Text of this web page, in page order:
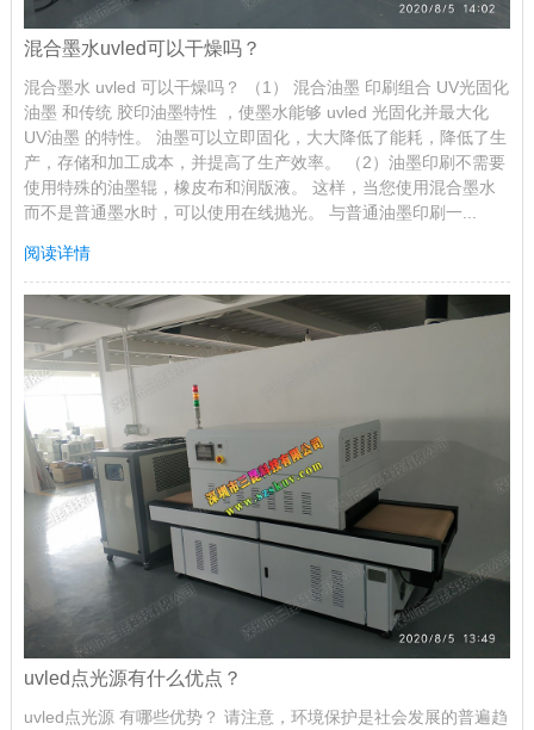
混合墨水uvled可以干燥吗？
混合墨水 uvled 可以干燥吗？ （1） 混合油墨 印刷组合 UV光固化
油墨 和传统 胶印油墨特性 ，使墨水能够 uvled 光固化并最大化
UV油墨 的特性。 油墨可以立即固化，大大降低了能耗，降低了生
产，存储和加工成本，并提高了生产效率。 （2）油墨印刷不需要
使用特殊的油墨辊，橡皮布和润版液。 这样，当您使用混合墨水
而不是普通墨水时，可以使用在线抛光。 与普通油墨印刷一...
阅读详情
uvled点光源有什么优点？
uvled点光源 有哪些优势？ 请注意，环境保护是社会发展的普遍趋